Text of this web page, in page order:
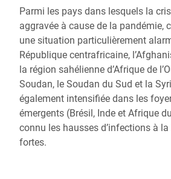
Parmi les pays dans lesquels la
aggravée à cause de la pandémie,
une situation particulièrement
République centrafricaine,
la région sahélienne d’Afrique de
Soudan, le Soudan du Sud et la
également intensifiée dans les
émergents (Brésil, Inde et Afrique
connu les hausses d’infections à
fortes.